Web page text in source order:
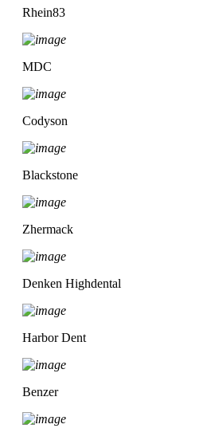
Rhein83
MDC
Codyson
Blackstone
Zhermack
Denken Highdental
Harbor Dent
Benzer